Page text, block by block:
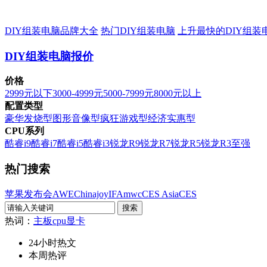
DIY组装电脑品牌大全 热门DIY组装电脑 上升最快的DIY组装
DIY组装电脑报价
价格
2999元以下3000-4999元5000-7999元8000元以上
配置类型
豪华发烧型图形音像型疯狂游戏型经济实惠型
CPU系列
酷睿i9酷睿i7酷睿i5酷睿i3锐龙R9锐龙R7锐龙R5锐龙R3至强
热门搜索
苹果发布会AWEChinajoyIFAmwcCES AsiaCES
热词： 主板cpu显卡
24小时热文
本周热评